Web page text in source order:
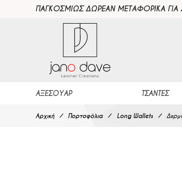
ΠΑΓΚΟΣΜΙΩΣ ΔΩΡΕΑΝ ΜΕΤΑΦΟΡΙΚΑ
ΑΞΕΣΟΥΆΡ ΤΣΆΝΤΕΣ
Αρχική Πορτοφόλια Long Wallets